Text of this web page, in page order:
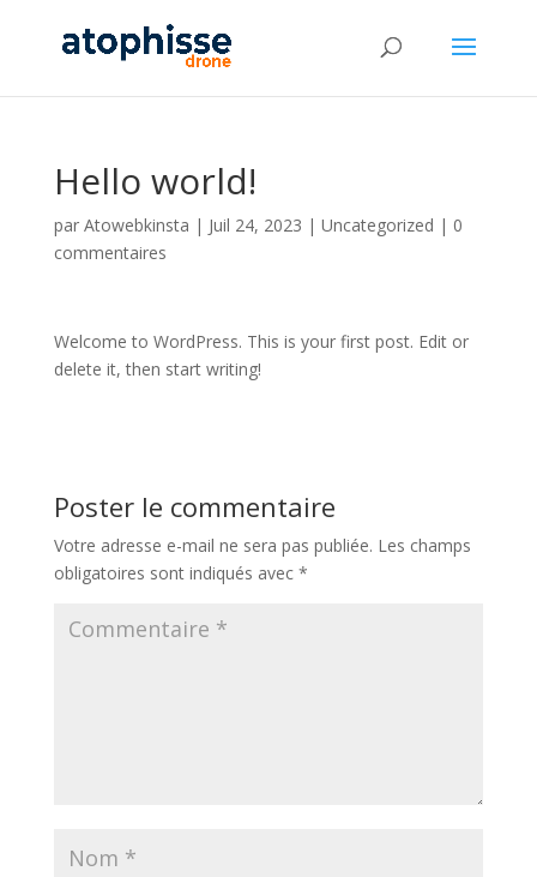
Hello world!
par Atowebkinsta | Juil 24, 2023 | Uncategorized | 0
commentaires
Welcome to WordPress. This is your first post. Edit or
delete it, then start writing!
Poster le commentaire
Votre adresse e-mail ne sera pas publiée. Les champs
obligatoires sont indiqués avec *